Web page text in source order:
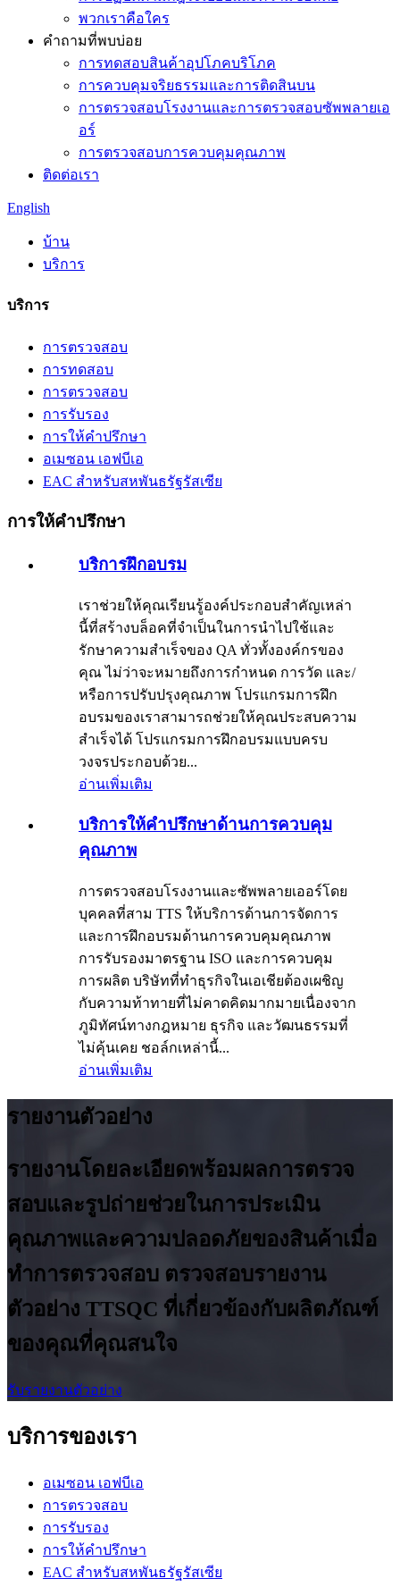
พวกเราคือใคร
คำถามที่พบบ่อย
การทดสอบสินค้าอุปโภคบริโภค
การควบคุมจริยธรรมและการติดสินบน
การตรวจสอบโรงงานและการตรวจสอบซัพพลายเอ
อร์
การตรวจสอบการควบคุมคุณภาพ
ติดต่อเรา
English
บ้าน
บริการ
บริการ
การตรวจสอบ
การทดสอบ
การตรวจสอบ
การรับรอง
การให้คำปรึกษา
อเมซอน เอฟบีเอ
EAC สำหรับสหพันธรัฐรัสเซีย
การให้คำปรึกษา
บริการฝึกอบรม
เราช่วยให้คุณเรียนรู้องค์ประกอบสำคัญเหล่า
นี้ที่สร้างบล็อคที่จำเป็นในการนำไปใช้และ
รักษาความสำเร็จของ QA ทั่วทั้งองค์กรของ
คุณ ไม่ว่าจะหมายถึงการกำหนด การวัด และ/
หรือการปรับปรุงคุณภาพ โปรแกรมการฝึก
อบรมของเราสามารถช่วยให้คุณประสบความ
สำเร็จได้ โปรแกรมการฝึกอบรมแบบครบ
วงจรประกอบด้วย...
อ่านเพิ่มเติม
บริการให้คำปรึกษาด้านการควบคุม
คุณภาพ
การตรวจสอบโรงงานและซัพพลายเออร์โดย
บุคคลที่สาม TTS ให้บริการด้านการจัดการ
และการฝึกอบรมด้านการควบคุมคุณภาพ
การรับรองมาตรฐาน ISO และการควบคุม
การผลิต บริษัทที่ทำธุรกิจในเอเชียต้องเผชิญ
กับความท้าทายที่ไม่คาดคิดมากมายเนื่องจาก
ภูมิทัศน์ทางกฎหมาย ธุรกิจ และวัฒนธรรมที่
ไม่คุ้นเคย ชอล์กเหล่านี้...
อ่านเพิ่มเติม
รายงานตัวอย่าง
รายงานโดยละเอียดพร้อมผลการตรวจ
สอบและรูปถ่ายช่วยในการประเมิน
คุณภาพและความปลอดภัยของสินค้าเมื่อ
ทำการตรวจสอบ ตรวจสอบรายงาน
ตัวอย่าง TTSQC ที่เกี่ยวข้องกับผลิตภัณฑ์
ของคุณที่คุณสนใจ
รับรายงานตัวอย่าง
บริการของเรา
อเมซอน เอฟบีเอ
การตรวจสอบ
การรับรอง
การให้คำปรึกษา
EAC สำหรับสหพันธรัฐรัสเซีย